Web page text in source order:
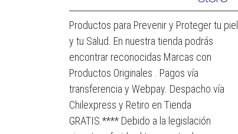
Productos para Prevenir y Proteger tu piel
y tu Salud. En nuestra tienda podrás
encontrar reconocidas Marcas con
Productos Originales . Pagos vía
transferencia y Webpay. Despacho vía
Chilexpress y Retiro en Tienda
GRATIS.**** Debido a la legislación